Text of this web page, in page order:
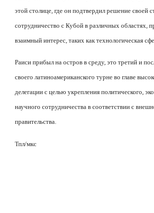
этой столице, где он подтвердил решение своей
сотрудничество с Кубой в различных областях,
взаимный интерес, таких как технологическая
Раиси прибыл на остров в среду, это третий и
своего латиноамериканского турне во главе
делегации с целью укрепления политического,
научного сотрудничества в соответствии с
правительства.
Тпл/мкс